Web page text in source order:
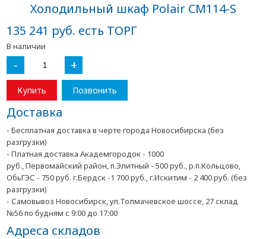
Холодильный шкаф Polair CM114-S
135 241 руб. есть ТОРГ
В наличии
- +
Купить Позвонить
Доставка
- Бесплатная доставка в черте города Новосибирска (без
разгрузки)
- Платная доставка Академгородок - 1000
руб., Первомайский район, п.Элитный - 500 руб., р.п.Кольцово,
ОбьГЭС - 750 руб. г.Бердск -1 700 руб., г.Искитим - 2 400 руб. (без
разгрузки)
- Самовывоз Новосибирск, ул.Толмачевское шоссе, 27 склад
№56 по будням с 9:00 до 17:00
Адреса складов